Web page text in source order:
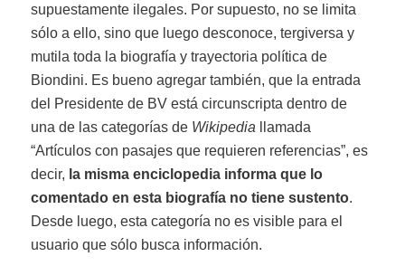
supuestamente ilegales. Por supuesto, no se limita
sólo a ello, sino que luego desconoce, tergiversa y
mutila toda la biografía y trayectoria política de
Biondini. Es bueno agregar también, que la entrada
del Presidente de BV está circunscripta dentro de
una de las categorías de Wikipedia
llamada
“Artículos con pasajes que requieren referencias”, es
decir, la misma enciclopedia informa que lo
comentado en esta biografía no tiene sustento.
Desde luego, esta categoría no es visible para el
usuario que sólo busca información.